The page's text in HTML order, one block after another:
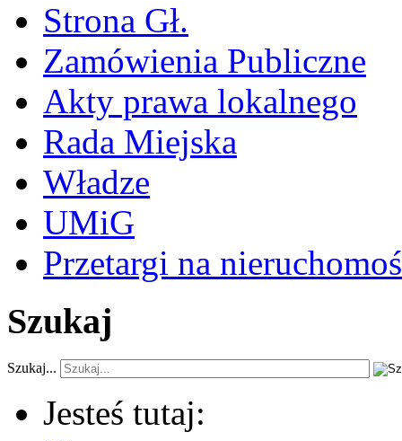
Strona Gł.
Zamówienia Publiczne
Akty prawa lokalnego
Rada Miejska
Władze
UMiG
Przetargi na
Szukaj
Szukaj...
Jesteś tutaj: